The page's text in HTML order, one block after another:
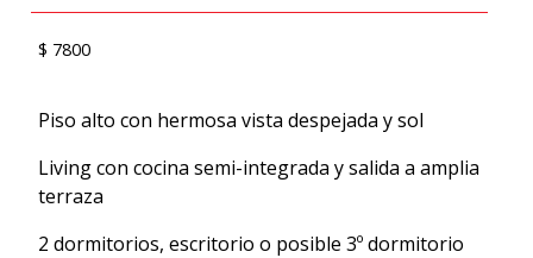
$ 7800
Piso alto con hermosa vista despejada y sol
Living con cocina semi-integrada y salida a amplia
terraza
2 dormitorios, escritorio o posible 3º dormitorio